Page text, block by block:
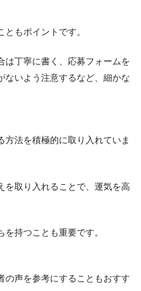
もポイントです。
は丁寧に書く、応募フォームを
ないよう注意するなど、細かな
法を積極的に取り入れていま
を取り入れることで、運気を高
持つことも重要です。
の声を参考にすることもおすす